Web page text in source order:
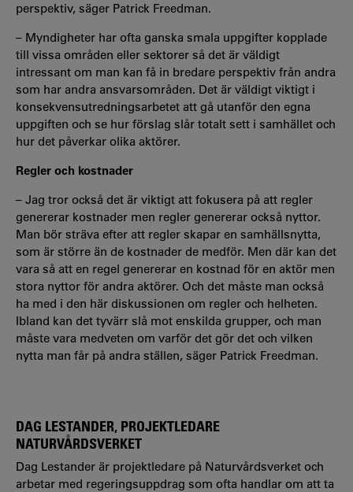
perspektiv, säger Patrick Freedman.
– Myndigheter har ofta ganska smala uppgifter kopplade
till vissa områden eller sektorer så det är väldigt
intressant om man kan få in bredare perspektiv från andra
som har andra ansvarsområden. Det är väldigt viktigt i
konsekvensutredningsarbetet att gå utanför den egna
uppgiften och se hur förslag slår totalt sett i samhället och
hur det påverkar olika aktörer.
Regler och kostnader
– Jag tror också det är viktigt att fokusera på att regler
genererar kostnader men regler genererar också nyttor.
Man bör sträva efter att regler skapar en samhällsnytta,
som är större än de kostnader de medför. Men där kan det
vara så att en regel genererar en kostnad för en aktör men
stora nyttor för andra aktörer. Och det måste man också
ha med i den här diskussionen om regler och helheten.
Ibland kan det tyvärr slå mot enskilda grupper, och man
måste vara medveten om varför det gör det och vilken
nytta man får på andra ställen, säger Patrick Freedman.
DAG LESTANDER, PROJEKTLEDARE
NATURVÅRDSVERKET
Dag Lestander är projektledare på Naturvårdsverket och
arbetar med regeringsuppdrag som ofta handlar om att ta